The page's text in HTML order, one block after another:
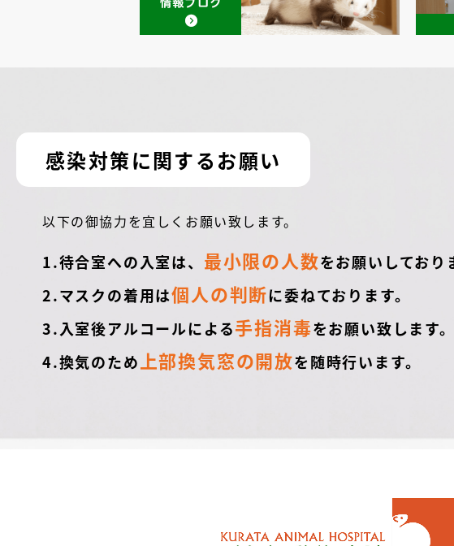
感染対策に関するお願い
以下の御協力を宜しくお願い致します。
1.待合室への入室は、 最小限の人数をお願いしており
2.マスクの着用は個人の判断に委ねております。
3.入室後アルコールによる手指消毒をお願い致します。
4.換気のため 上部換気窓の開放を随時行います。